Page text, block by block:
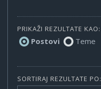
PRIKAŽI REZULTATE KAO:
Postovi Teme
SORTIRAJ REZULTATE PO: